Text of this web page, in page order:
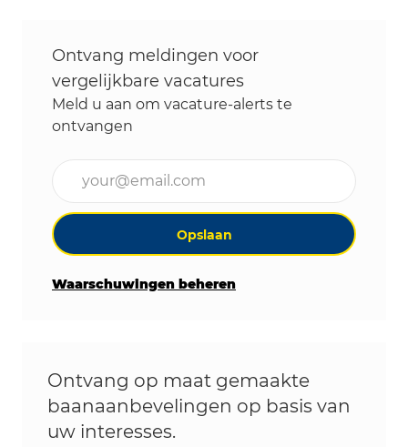
Ontvang meldingen voor
vergelijkbare vacatures
Meld u aan om vacature-alerts te
ontvangen
Opslaan
Waarschuwingen beheren
Ontvang op maat gemaakte
baanaanbevelingen op basis van
uw interesses.